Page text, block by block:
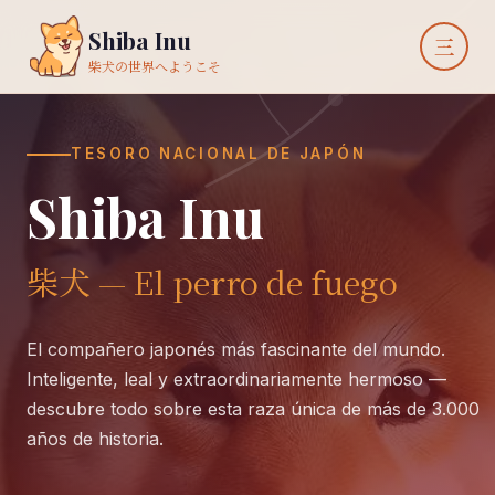
Shiba Inu
柴犬の世界へようこそ
TESORO NACIONAL DE JAPÓN
Shiba Inu
柴犬 — El perro de fuego
El compañero japonés más fascinante del mundo.
Inteligente, leal y extraordinariamente hermoso —
descubre todo sobre esta raza única de más de 3.000
años de historia.